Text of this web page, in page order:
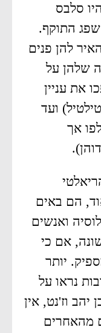
סלבס
התוקף.
להן פנים
התהילה שלהן על
את עניין
ועד
אך
הם באים
ואנשים
אם כי
יותר
נראו על
וז'נט, אין
מהאחרים